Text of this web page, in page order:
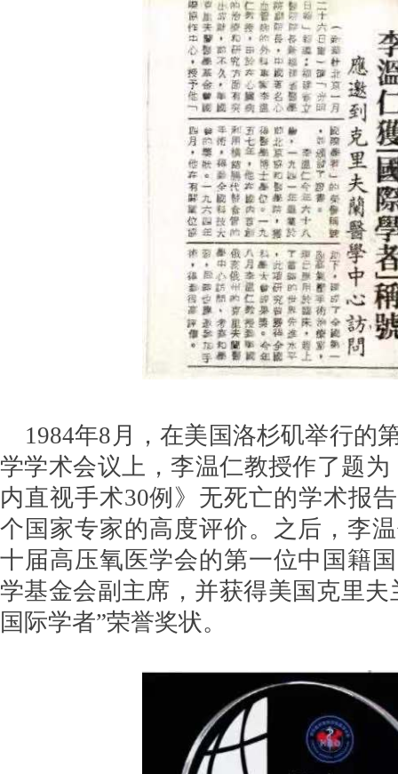
1984年8月，在美国洛杉矶举行的
学学术会议上，李温仁教授作了题
内直视手术30例》无死亡的学术报
个国家专家的高度评价。之后，李
十届高压氧医学会的第一位中国籍
学基金会副主席，并获得美国克里夫
国际学者”荣誉奖状。